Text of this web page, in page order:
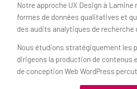
Notre approche UX Design à Lamine
formes de données qualitatives et
des audits analytiques de recherche
Nous étudions stratégiquement les
dirigeons la production de contenus
de conception Web WordPress